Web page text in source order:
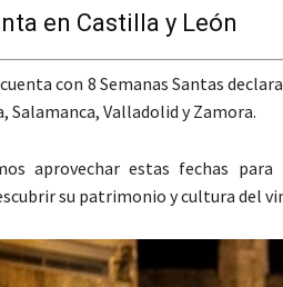
en Castilla y León
cuenta con 8 Semanas Santas
Salamanca, Valladolid y Zamora.
aprovechar estas fechas
su patrimonio y cultura del